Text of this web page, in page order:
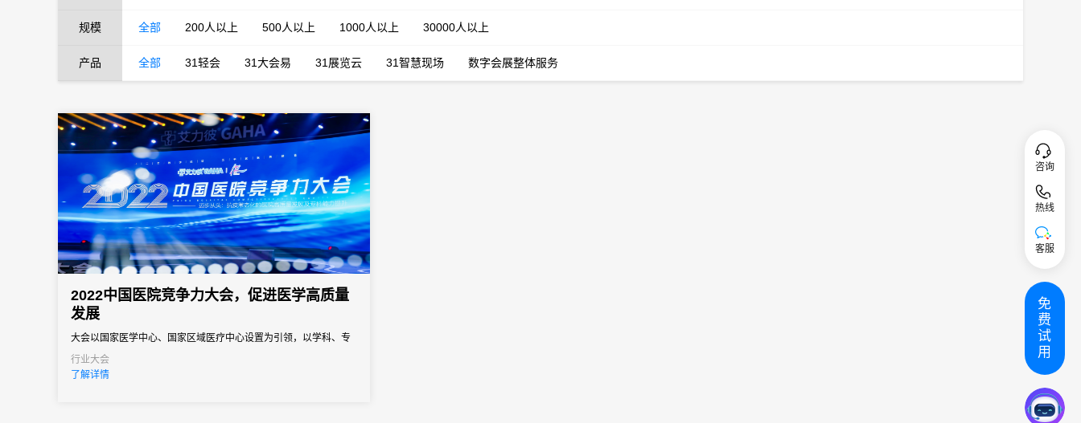
规模 全部 200人以上 500人以上 1000人以上 30000人以上
产品 全部 31轻会 31大会易 31展览云 31智慧现场 数字会展整体服务
2022中国医院竞争力大会，促进医学高质量
发展
大会以国家医学中心、国家区域医疗中心设置为引领，以学科、专
科和信息化建设为支撑
行业大会
了解详情
咨询
热线
客服
免
费
试
用